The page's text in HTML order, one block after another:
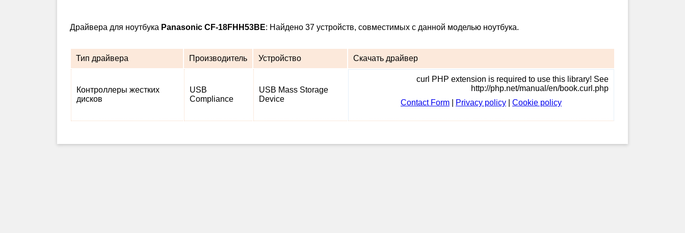
Драйвера для ноутбука Panasonic CF-18FHH53BE: Найдено 37 устройств, совместимых с данной моделью ноутбука.
Тип драйвера Производитель Устройство Скачать драйвер
Контроллеры жестких
дисков
USB
Compliance
USB Mass Storage
Device
curl PHP extension is required to use this library! See
http://php.net/manual/en/book.curl.php
Contact Form
Privacy policy Cookie policy